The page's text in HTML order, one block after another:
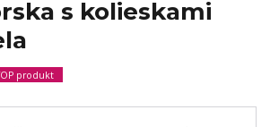
s kolieskami
produkt